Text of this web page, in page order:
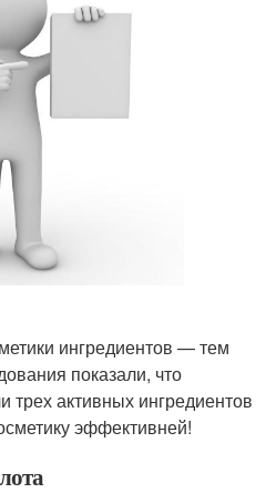
ингредиентов — тем
показали, что
трех активных ингредиентов
эффективней!